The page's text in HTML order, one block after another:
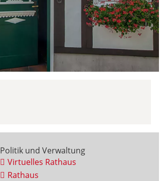
Politik und Verwaltung
Virtuelles Rathaus
Rathaus